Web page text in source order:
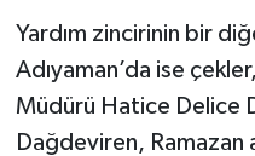
Yardım zincirinin bir
Adıyaman’da ise
Müdürü Hatice Delice
Dağdeviren, Ramazan